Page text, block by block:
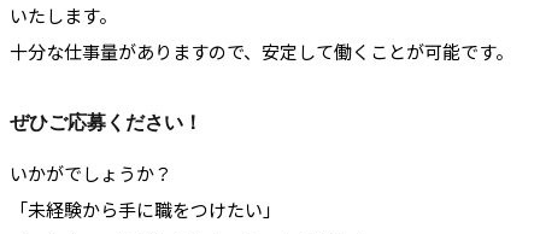
いたします。
十分な仕事量がありますので、安定して働くことが可能です。
ぜひご応募ください！
いかがでしょうか？
「未経験から手に職をつけたい」